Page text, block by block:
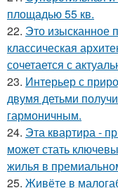
площадью 55 кв.
22. Это изысканное
классическая
сочетается с
23. Интерьер с
двумя детьми
гармоничным.
24. Эта квартира -
может стать
жилья в
25. Живёте в